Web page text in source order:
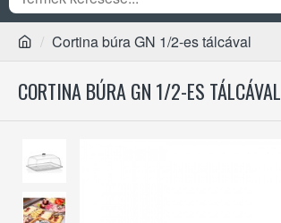
Cortina búra GN 1/2-es tálcával
CORTINA BÚRA GN 1/2-ES TÁLCÁVAL